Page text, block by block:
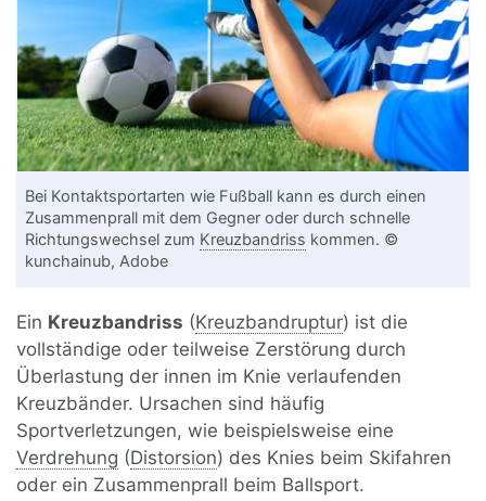
Bei Kontaktsportarten wie Fußball kann es durch einen
Zusammenprall mit dem Gegner oder durch schnelle
Richtungswechsel zum Kreuzbandriss kommen. ©
kunchainub, Adobe
Ein Kreuzbandriss (Kreuzbandruptur) ist die
vollständige oder teilweise Zerstörung durch
Überlastung der innen im Knie verlaufenden
Kreuzbänder. Ursachen sind häufig
Sportverletzungen, wie beispielsweise eine
Verdrehung (Distorsion) des Knies beim Skifahren
oder ein Zusammenprall beim Ballsport.